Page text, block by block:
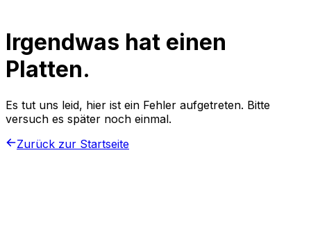
Irgendwas hat einen
Platten.
Es tut uns leid, hier ist ein Fehler aufgetreten. Bitte
versuch es später noch einmal.
Zurück zur Startseite